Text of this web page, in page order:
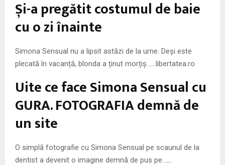
N
U
Și-a pregătit costumul de baie
cu o zi înainte
Simona Sensual nu a lipsit astăzi de la urne. Deși este
plecată în vacanță, blonda a ținut morțiș……libertatea.ro
Uite ce face Simona Sensual cu
GURA. FOTOGRAFIA demnă de
un site
O simplă fotografie cu Simona Sensual pe scaunul de la
dentist a devenit o imagine demnă de pus pe…